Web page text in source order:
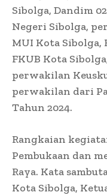
Sibolga, Dandim
Negeri Sibolga,
MUI Kota Sibolga,
FKUB Kota
perwakilan
perwakilan dari
Tahun 2024.
Rangkaian
Pembukaan dan
Raya. Kata
Kota Sibolga,